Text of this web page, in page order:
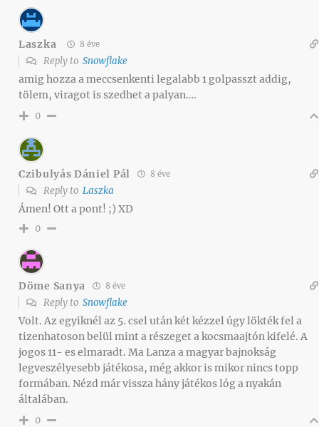
Laszka 8 éve
Reply to Snowflake
amig hozza a meccsenkenti legalabb 1 golpasszt addig,
tölem, viragot is szedhet a palyan….
0
Czibulyás Dániel Pál 8 éve
Reply to Laszka
Ámen! Ott a pont! ;) XD
0
Döme Sanya 8 éve
Reply to Snowflake
Volt. Az egyiknél az 5. csel után két kézzel úgy lökték fel a
tizenhatoson belül mint a részeget a kocsmaajtón kifelé. A
jogos 11- es elmaradt. Ma Lanza a magyar bajnokság
legveszélyesebb játékosa, még akkor is mikor nincs topp
formában. Nézd már vissza hány játékos lóg a nyakán
általában.
0